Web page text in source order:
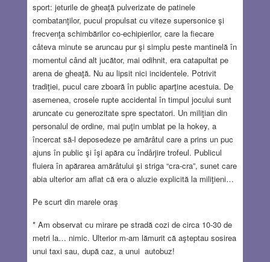
sport: jeturile de gheaţă pulverizate de patinele
combatanţilor, pucul propulsat cu viteze supersonice şi
frecvenţa schimbărilor co-echipierilor, care la fiecare
câteva minute se aruncau pur şi simplu peste mantinelă în
momentul când alt jucător, mai odihnit, era catapultat pe
arena de gheaţă. Nu au lipsit nici incidentele. Potrivit
tradiţiei, pucul care zboară în public aparţine acestuia. De
asemenea, crosele rupte accidental în timpul jocului sunt
aruncate cu generozitate spre spectatori. Un miliţian din
personalul de ordine, mai puţin umblat pe la hokey, a
încercat să-l deposedeze pe amărâtul care a prins un puc
ajuns în public şi îşi apăra cu îndârjire trofeul. Publicul
fluiera în apărarea amărâtului şi striga “cra-cra”, sunet care
abia ulterior am aflat că era o aluzie explicită la miliţieni…
Pe scurt din marele oraş
* Am observat cu mirare pe stradă cozi de circa 10-30 de
metri la… nimic. Ulterior m-am lămurit că aşteptau sosirea
unui taxi sau, după caz, a unui autobuz!